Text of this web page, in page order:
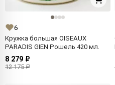
6
Кружка большая OISEAUX
PARADIS GIEN Рошель 420 мл.
8 279 ₽
12 175 ₽